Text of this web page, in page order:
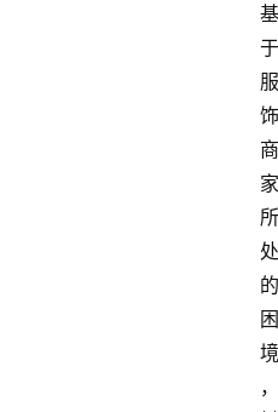
基
于
服
饰
商
家
所
处
的
困
境
，